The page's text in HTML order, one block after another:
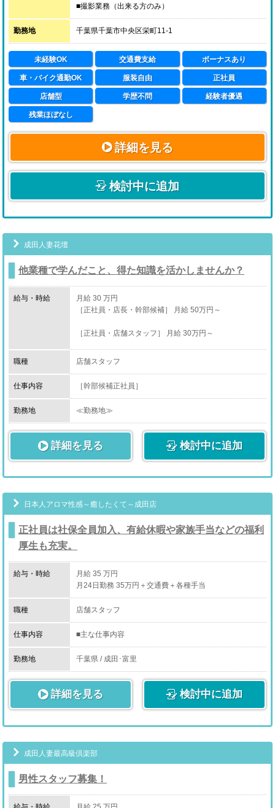
■撮影業務（出来る方のみ）
■明るく元気に接客
未経験者歓迎・経験者でも歓迎！
お仕事は未経験の方でも、１日で覚えられる簡単な内容
ばかりです♪
希望者のみですが、撮影もできますので写真が好きな方
も大歓迎です！
勤務地 千葉県千葉市中央区栄町11-1
未経験OK 交通費支給 ボーナスあり
車・バイク通勤OK 服装自由 正社員
店舗型 学歴不問 経験者優遇
残業ほぼなし
詳細を見る
検討中に追加
成田人妻花壇
他業種で学んだこと、得た知識を活かしませんか？
給与・時給
月給 30 万円
［正社員・店長・幹部候補］ 月給 50万円～
［正社員・店舗スタッフ］ 月給 30万円～
［アルバイト・店舗スタッフ］ 時給 1,400円～
職種 店舗スタッフ
仕事内容 ［幹部候補正社員］
・コンパニオンさんとの面談、ケア
いか等細かくヒアリングして解決に導きます。
います。
・売上管理
媒体アクセスや費用対効果など、無駄がないか日々管理
しています。
・営業戦略立案
新規数やリピート数を伸ばすためイベントや企画を考え
て実行します。
・会議出席
会議を行います。
上記をはじめとする、店舗運営業務全般。
［店舗スタッフ正社員・店舗スタッフアルバイト］
・コンパニオンさんのサポート、ケア
・メール対応
・オフィス清掃
・コンパニオンさんの送迎
勤務地
≪勤務地≫
千葉県富里市
JR・京成成田駅 徒歩10分
※車通勤可能です。
詳細を見る 検討中に追加
日本人アロマ性感～癒したくて～成田店
正社員は社保全員加入、有給休暇や家族手当などの福利
厚生も充実。
給与・時給
月給 35 万円
月24日勤務 35万円＋交通費＋各種手当
職種 店舗スタッフ
仕事内容 ■主な仕事内容
・電話受付(お客様との対面接客はありません)
・事務所の清掃
・女性へ金銭の受け渡し
・女性シフトの入力
・その他入力作業
※未経験でも1ヶ月程度で一通りの業務はこなせるよう
ＨＰや広告の更新は自動化を図っています。
また、顧客管理システムにより、お客様からの入電時は
利用履歴がＰＣへ自動表示されるため、検索作業や見落
としなども起きません。
すべての店舗で徒歩圏内のホテルのみ出張をするスタイ
勤務地 千葉県 / 成田･富里
詳細を見る 検討中に追加
成田人妻最高級倶楽部
男性スタッフ募集！